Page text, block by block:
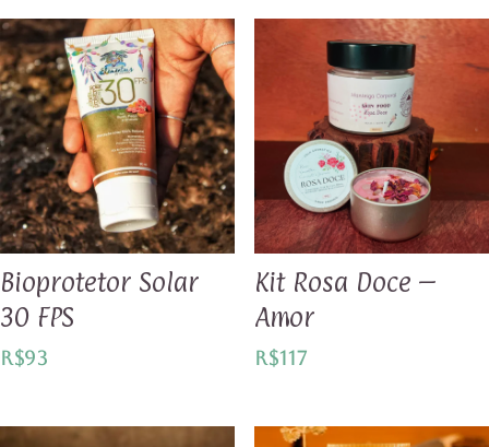
Bioprotetor Solar
30 FPS
R$93
Kit Rosa Doce –
Amor
R$117